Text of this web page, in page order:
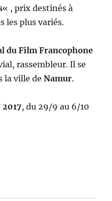
« , prix destinés à
les plus variés.
du Film Francophone
rassembleur. Il se
la ville deNamur.
2017, du 29/9 au 6/10